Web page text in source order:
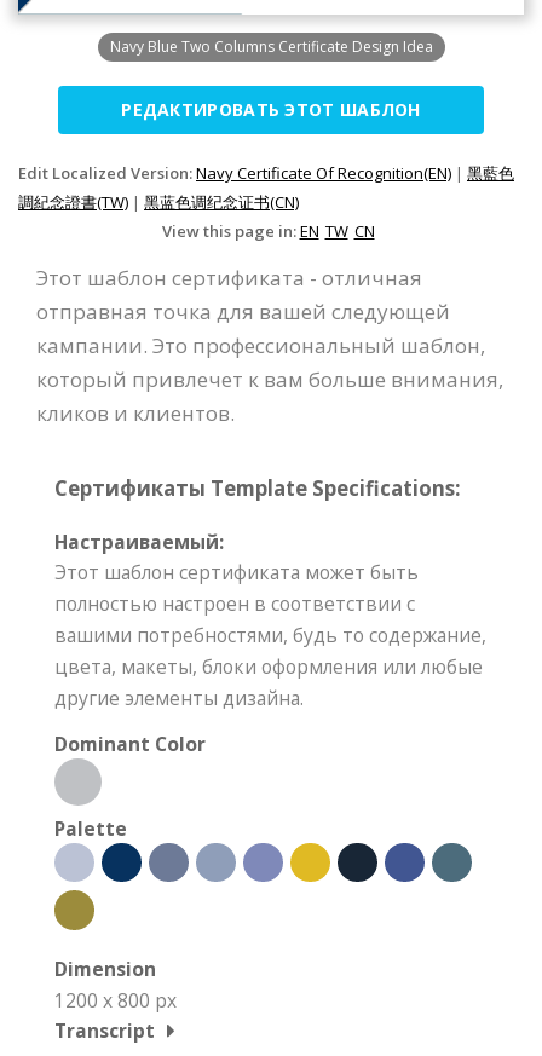
Navy Blue Two Columns Certificate Design Idea
РЕДАКТИРОВАТЬ ЭТОТ ШАБЛОН
Edit Localized Version:Navy Certificate Of Recognition(EN) | 黑藍色
調紀念證書(TW) | 黑蓝色调纪念证书(CN)
View this page in:EN TW CN
Этот шаблон сертификата - отличная
отправная точка для вашей следующей
кампании. Это профессиональный шаблон,
который привлечет к вам больше внимания,
кликов и клиентов.
Сертификаты Template Specifications:
Настраиваемый:
Этот шаблон сертификата может быть
полностью настроен в соответствии с
вашими потребностями, будь то содержание,
цвета, макеты, блоки оформления или любые
другие элементы дизайна.
Dominant Color
Palette
Dimension
1200 x 800 px
Transcript